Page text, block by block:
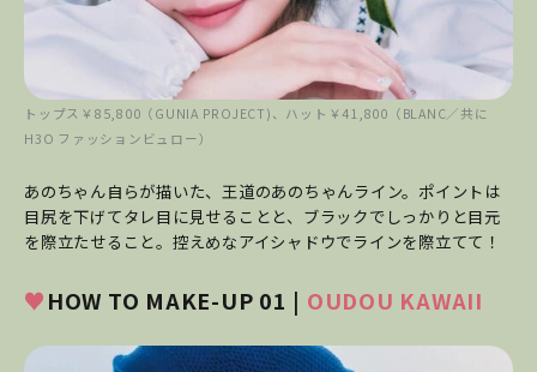
トップス￥85,800（GUNIA PROJECT)、ハット￥41,800（BLANC／共に
H3O ファッションビュロー）
あのちゃん自らが描いた、王道のあのちゃんライン。ポイントは
目尻を下げてタレ目に見せることと、ブラックでしっかりと目元
を際立たせること。控えめなアイシャドウでラインを際立てて！
♥HOW TO MAKE-UP 01 | OUDOU KAWAII